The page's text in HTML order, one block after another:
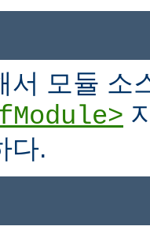
서 모듈 소
다.